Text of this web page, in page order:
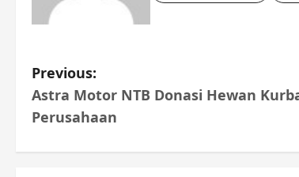
P
o
Previous:
Astra Motor NTB Donasi Hewan
Perusahaan